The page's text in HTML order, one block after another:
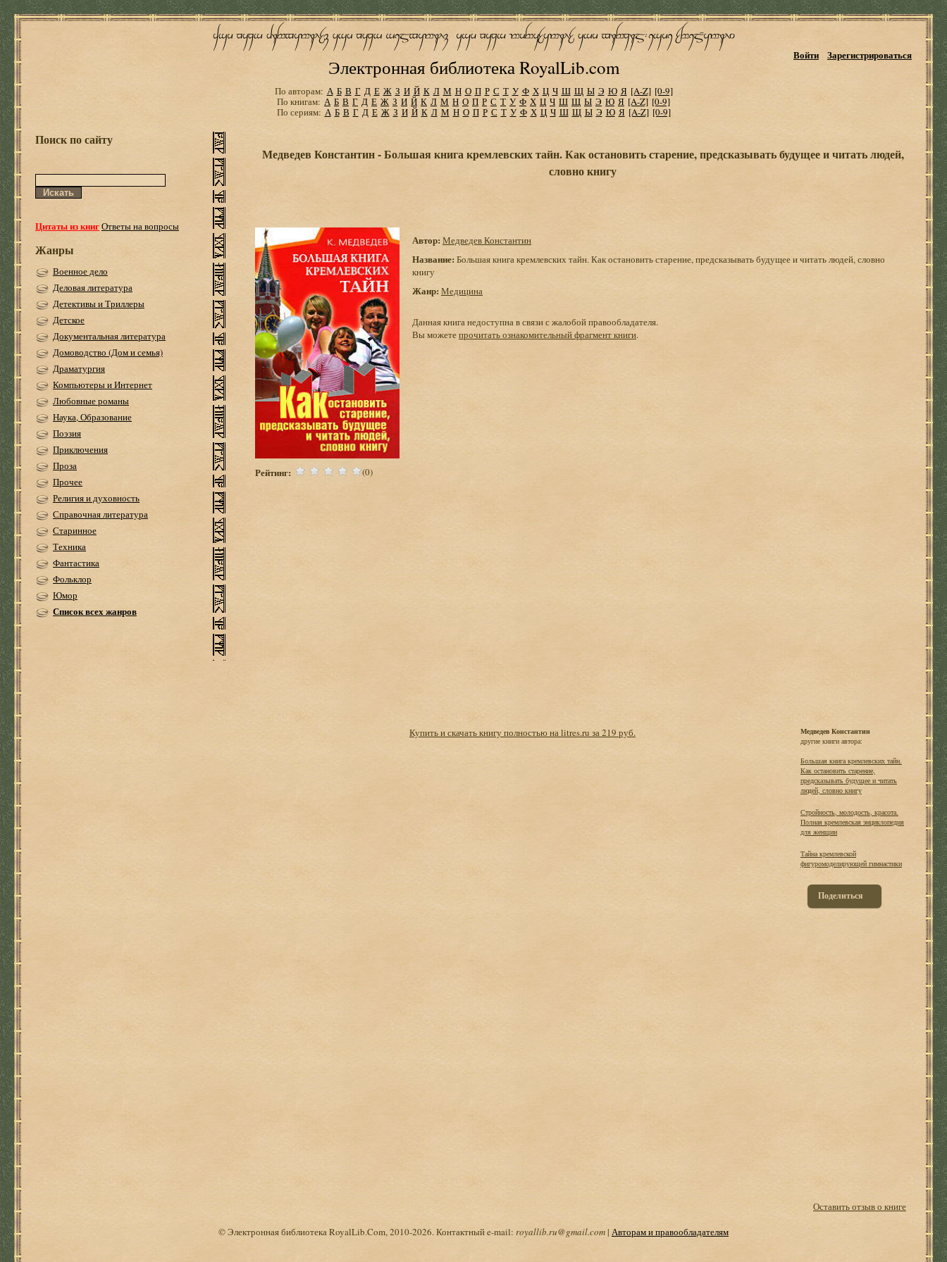
Электронная библиотека RoyalLib.com
Войти Зарегистрироваться
По авторам: А Б В Г Д Е Ж З И Й К Л М Н О П Р С Т У Ф Х Ц Ч Ш Щ Ы Э Ю Я [A-Z] [0-9]
По книгам: А Б В Г Д Е Ж З И Й К Л М Н О П Р С Т У Ф Х Ц Ч Ш Щ Ы Э Ю Я [A-Z] [0-9]
По сериям: А Б В Г Д Е Ж З И Й К Л М Н О П Р С Т У Ф Х Ц Ч Ш Щ Ы Э Ю Я [A-Z] [0-9]
Поиск по сайту
Цитаты из книгОтветы на вопросы
Жанры
Военное дело
Деловая литература
Детективы и Триллеры
Детское
Документальная литература
Домоводство (Дом и семья)
Драматургия
Компьютеры и Интернет
Любовные романы
Наука, Образование
Поэзия
Приключения
Проза
Прочее
Религия и духовность
Справочная литература
Старинное
Техника
Фантастика
Фольклор
Юмор
Список всех жанров
Медведев Константин - Большая книга кремлевских тайн. Как остановить старение, предсказывать будущее и читать людей,
словно книгу
Рейтинг: (0)
Автор: Медведев Константин
Название: Большая книга кремлевских тайн. Как остановить старение, предсказывать будущее и читать людей, словно
книгу
Жанр: Медицина
Данная книга недоступна в связи с жалобой правообладателя.
Вы можетепрочитать ознакомительный фрагмент книги.
Купить и скачать книгу полностью на litres.ru за 219 руб.
Медведев Константин
другие книги автора:
Большая книга кремлевских тайн.
Как остановить старение,
предсказывать будущее и читать
людей, словно книгу
Стройность, молодость, красота.
Полная кремлевская энциклопедия
для женщин
Тайна кремлевской
фигуромоделирующей гимнастики
Поделиться
Оставить отзыв о книге
© Электронная библиотека RoyalLib.Com, 2010-2026. Контактный e-mail: royallib.ru@gmail.com| Авторам и правообладателям